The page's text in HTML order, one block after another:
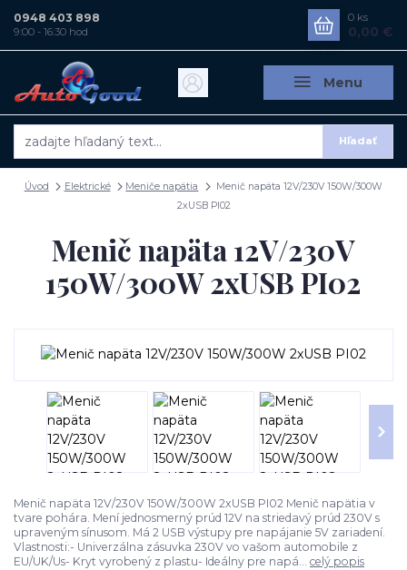
Menu
Hľadať
0948 403 898
9:00 - 16:30 hod
0 ks
0,00 €
Úvod Elektrické Meniče napätia
Menič napäta 12V/230V 150W/300W
2xUSB PI02
Menič napäta 12V/230V
150W/300W 2xUSB PI02
Menič napäta 12V/230V 150W/300W 2xUSB PI02 Menič napätia v
tvare pohára. Mení jednosmerný prúd 12V na striedavý prúd 230V s
upraveným sínusom. Má 2 USB výstupy pre napájanie 5V zariadení.
Vlastnosti:- Univerzálna zásuvka 230V vo vašom automobile z
EU/UK/Us- Kryt vyrobený z plastu- Ideálny pre napá... celý popis